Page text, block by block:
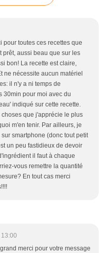
pour toutes ces recettes que
prêt, aussi beau que sur les
bon! La recette est claire,
ne nécessite aucun matériel
il n'y a ni temps de
30min pour moi avec du
indiqué sur cette recette.
que j'apprécie le plus
m'en tenir. Par ailleurs, je
smartphone (donc tout petit
un peu fastidieux de devoir
il faut à chaque
vous remettre la quantité
En tout cas merci
merci pour votre message